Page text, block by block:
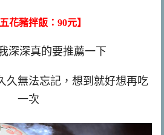
花豬拌飯：90元】
深深真的要推薦一下
久無法忘記，想到就好想再吃
一次